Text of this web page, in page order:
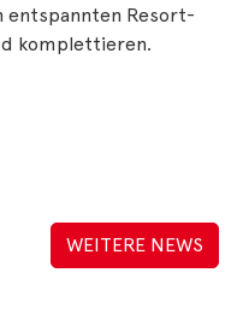
entspannten Resort-
komplettieren.
WEITERE NEWS